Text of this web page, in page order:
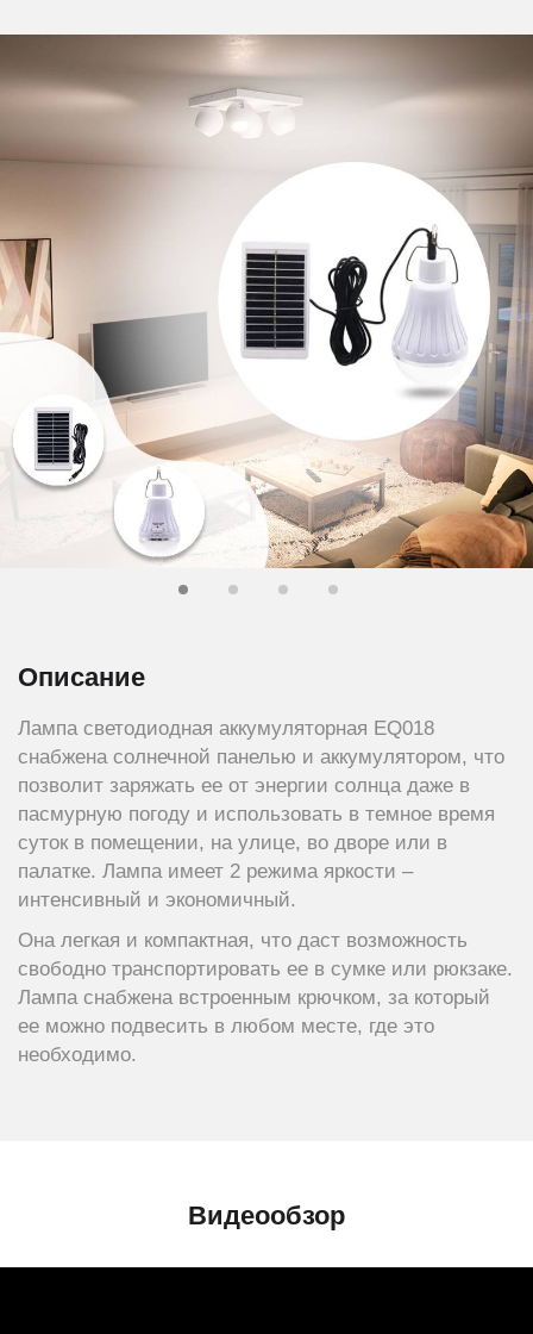
Описание
Лампа светодиодная аккумуляторная EQ018
снабжена солнечной панелью и аккумулятором, что
позволит заряжать ее от энергии солнца даже в
пасмурную погоду и использовать в темное время
суток в помещении, на улице, во дворе или в
палатке. Лампа имеет 2 режима яркости –
интенсивный и экономичный.
Она легкая и компактная, что даст возможность
свободно транспортировать ее в сумке или рюкзаке.
Лампа снабжена встроенным крючком, за который
ее можно подвесить в любом месте, где это
необходимо.
Видеообзор